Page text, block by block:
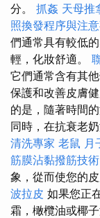
分。 抓姦 天母推
照換發程序與注
們通常具有較低
輕，化妝舒適。
它們通常含有其
保護和改善皮膚
的是，隨著時間
同時，在抗衰老
清洗專家 老鼠 月
筋膜沾黏撥筋技術
象，從而使您的
波拉皮 如果您正
霜，橄欖油或椰